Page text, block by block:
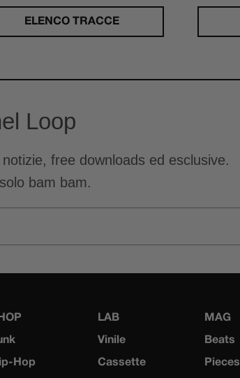
ELENCO TRACCE
Loop
free downloads ed esclusive.
bam bam.
Hop
LAB
Vinile
Cassette
MAG
Beats
Pieces